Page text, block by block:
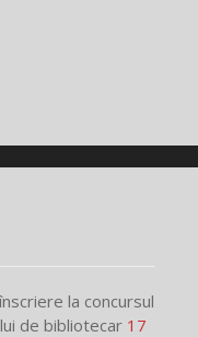
la concursul
de bibliotecar 17